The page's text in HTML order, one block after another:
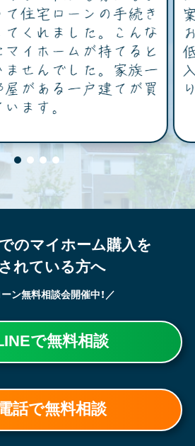
のマイホーム購入を
れている方へ
ン無料相談会開催中！／
で無料相談
話で無料相談